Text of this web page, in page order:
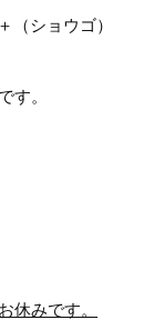
（ショウゴ）
す。
休みです。